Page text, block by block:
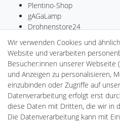
Plentino-Shop
gAGaLamp
Drohnenstore24
MeinUSB
Batteriespeicher
PlentiSolar
Gebrauchtlicht
Ledkauf
DEYESOLAR
Lightech Connect
CardanLight Europe
Wir verwenden Cookies und
Website und verarbeiten
Besucher:innen unserer Webseite
und Anzeigen zu personalisieren,
einzubinden oder Zugriffe auf
Datenverarbeitung erfolgt erst
diese Daten mit Dritten, die wir in
Die Datenverarbeitung kann mit